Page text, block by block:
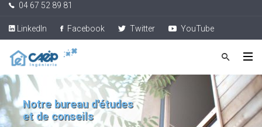
04 67 52 89 81
LinkedIn Facebook Twitter YouTube
Notre bureau d'études
et de conseils